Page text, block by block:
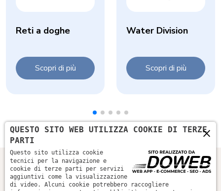
Reti a doghe
Scopri di più
Water Division
Scopri di più
×
QUESTO SITO WEB UTILIZZA COOKIE DI TERZE
PARTI
Questo sito utilizza cookie
tecnici per la navigazione e
cookie di terze parti per servizi
aggiuntivi come la visualizzazione
di video. Alcuni cookie potrebbero raccogliere